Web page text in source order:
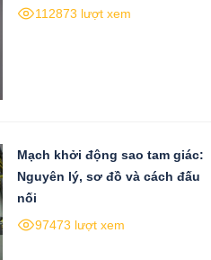
112873 lượt xem
Mạch khởi động sao tam giác:
Nguyên lý, sơ đồ và cách đấu
nối
97473 lượt xem